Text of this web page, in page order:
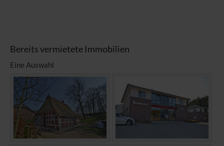
Bereits vermietete Immobilien
Eine Auswahl